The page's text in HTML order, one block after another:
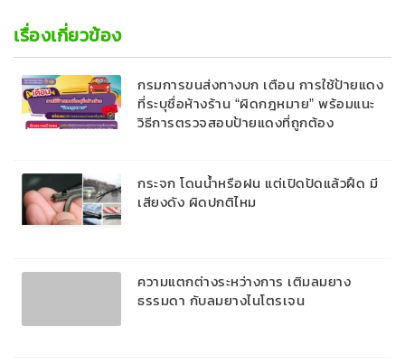
เรื่องเกี่ยวข้อง
กรมการขนส่งทางบก เตือน การใช้ป้ายแดง
ที่ระบุชื่อห้างร้าน “ผิดกฎหมาย” พร้อมแนะ
วิธีการตรวจสอบป้ายแดงที่ถูกต้อง
กระจก โดนน้ำหรือฝน แต่เปิดปัดแล้วฝืด มี
เสียงดัง ผิดปกติไหม
ความแตกต่างระหว่างการ เติมลมยาง
ธรรมดา กับลมยางไนโตรเจน